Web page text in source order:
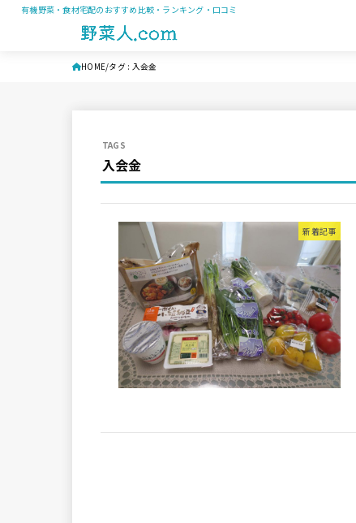
有機野菜・食材宅配のおすすめ比較・ランキング・口コミ
HOME タグ : 入会金
入会金
新着記事